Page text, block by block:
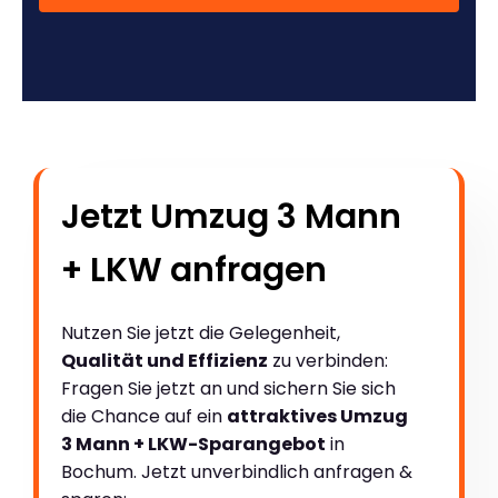
Jetzt Umzug 3 Mann
+ LKW anfragen
Nutzen Sie jetzt die Gelegenheit,
Qualität und Effizienz zu verbinden:
Fragen Sie jetzt an und sichern Sie sich
die Chance auf ein attraktives Umzug
3 Mann + LKW-Sparangebot in
Bochum. Jetzt unverbindlich anfragen &